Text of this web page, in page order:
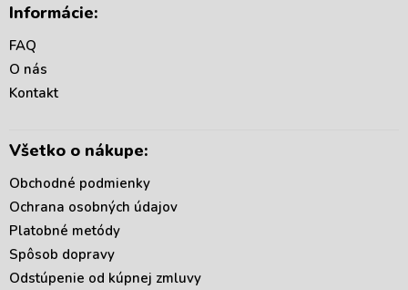
Informácie:
FAQ
O nás
Kontakt
Všetko o nákupe:
Obchodné podmienky
Ochrana osobných údajov
Platobné metódy
Spôsob dopravy
Odstúpenie od kúpnej zmluvy